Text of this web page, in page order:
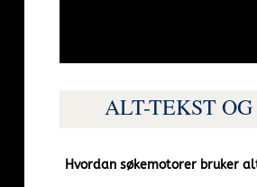
ALT-TEKST OG
Hvordan søkemotorer bruker